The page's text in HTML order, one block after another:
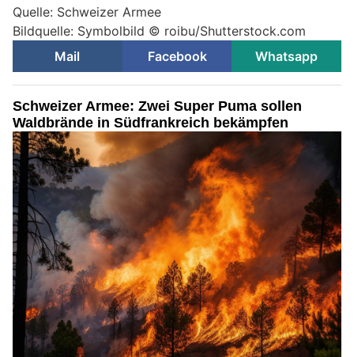
Quelle: Schweizer Armee
Bildquelle: Symbolbild © roibu/Shutterstock.com
Mail
Facebook Whatsapp
Schweizer Armee: Zwei Super Puma sollen
Waldbrände in Südfrankreich bekämpfen